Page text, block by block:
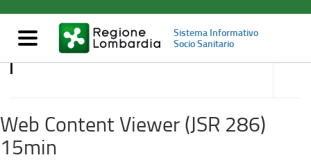
contenuto
principale
Servizi
per
il
Mostra/nascondi
navigazione
Sistema Informativo
Socio Sanitario
accedi
Web Content Viewer (JSR 286)
15min